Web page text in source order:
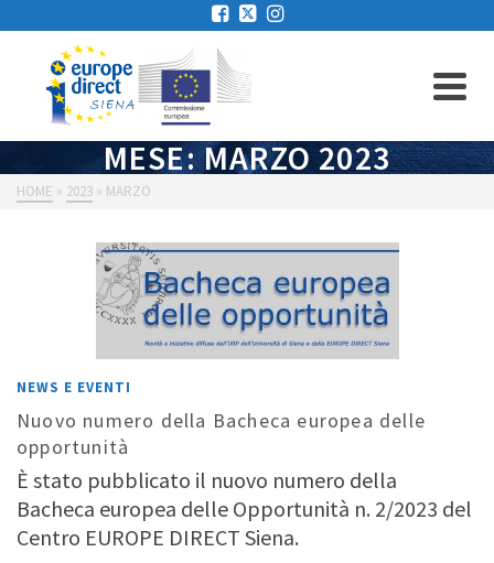
MESE: MARZO 2023
HOME » 2023 » MARZO
NEWS E EVENTI
Nuovo numero della Bacheca europea delle
opportunità
È stato pubblicato il nuovo numero della
Bacheca europea delle Opportunità n. 2/2023 del
Centro EUROPE DIRECT Siena.